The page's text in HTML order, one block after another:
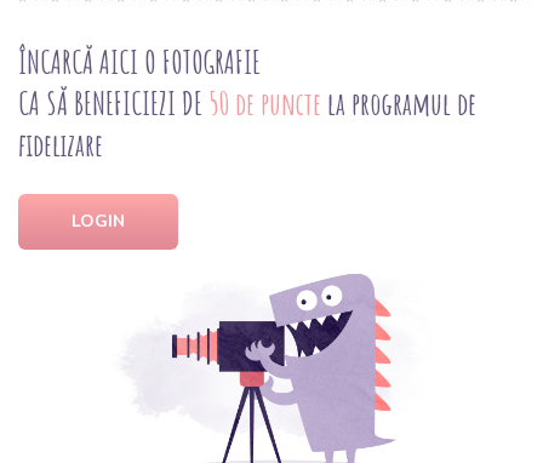
ÎNCARCĂ AICI O FOTOGRAFIE
CA SĂ BENEFICIEZI DE 50 de puncte la programul de
fidelizare
LOGIN